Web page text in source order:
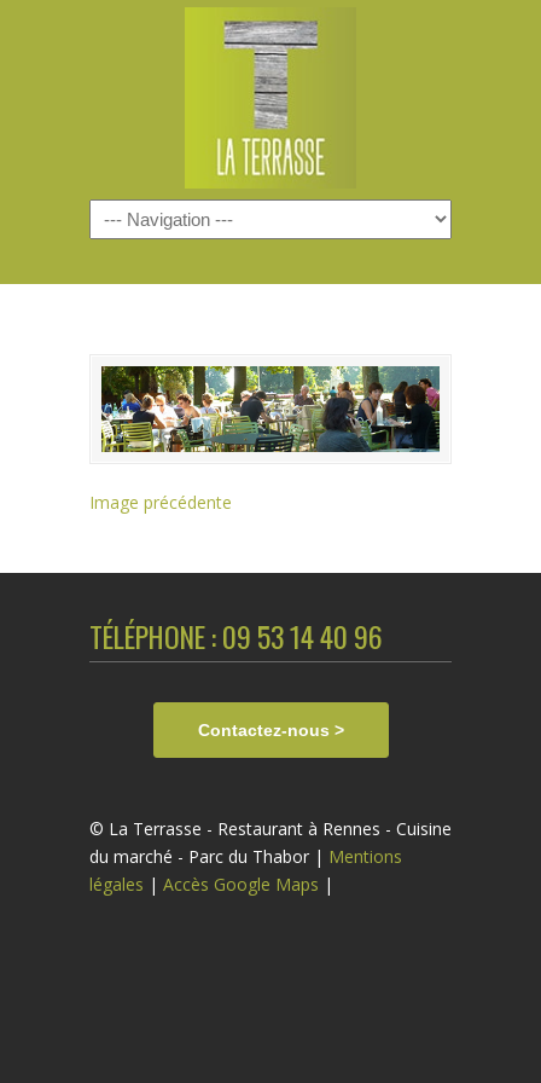
Navigation
Image précédente
TÉLÉPHONE : 09 53 14 40 96
Contactez-nous >
© La Terrasse - Restaurant à Rennes - Cuisine
du marché - Parc du Thabor | Mentions
légales | Accès Google Maps |